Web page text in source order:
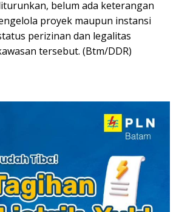
belum ada keterangan
proyek maupun instansi
perizinan dan legalitas
tersebut. (Btm/DDR)